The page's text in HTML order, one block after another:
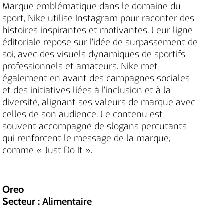
Marque emblématique dans le domaine du
sport, Nike utilise Instagram pour raconter des
histoires inspirantes et motivantes. Leur ligne
éditoriale repose sur l’idée de surpassement de
soi, avec des visuels dynamiques de sportifs
professionnels et amateurs. Nike met
également en avant des campagnes sociales
et des initiatives liées à l’inclusion et à la
diversité, alignant ses valeurs de marque avec
celles de son audience. Le contenu est
souvent accompagné de slogans percutants
qui renforcent le message de la marque,
comme « Just Do It ».
Oreo
Secteur : Alimentaire